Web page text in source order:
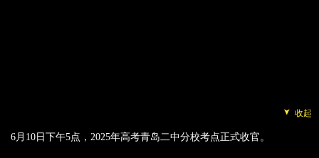
➤ 收起
6月10日下午5点，2025年高考青岛二中分校考点正式收官。